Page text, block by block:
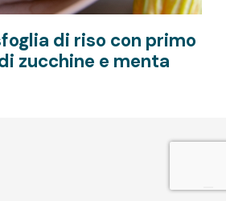
di riso con primo
zucchine e menta